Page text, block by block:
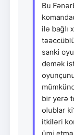
Bu
ilə bağlı
sanki
demək
bir yerə
olublar
itkiləri